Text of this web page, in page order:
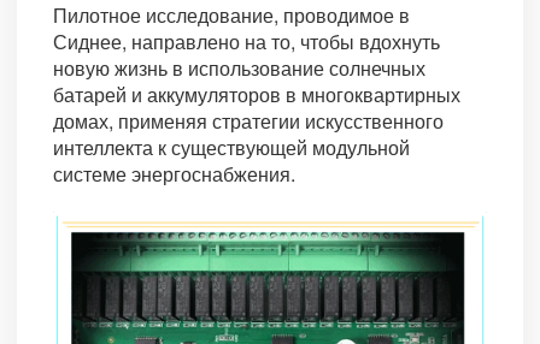
Пилотное исследование, проводимое в
Сиднее, направлено на то, чтобы вдохнуть
новую жизнь в использование солнечных
батарей и аккумуляторов в многоквартирных
домах, применяя стратегии искусственного
интеллекта к существующей модульной
системе энергоснабжения.